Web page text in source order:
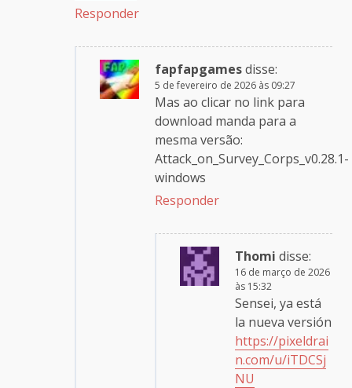
Responder
fapfapgamesdisse:
5 de fevereiro de 2026 às 09:27
Mas ao clicar no link para
download manda para a
mesma versão:
Attack_on_Survey_Corps_v0.28.1-
windows
Responder
Thomi disse:
16 de março de 2026
às 15:32
Sensei, ya está
la nueva versión
https://pixeldrai
n.com/u/iTDCSj
NU